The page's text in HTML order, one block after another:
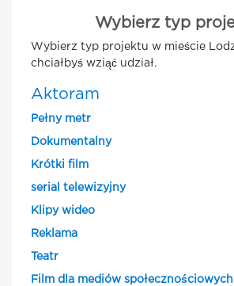
Wybierz typ
Wybierz typ projektu w mieście
chciałbyś wziąć udział.
Aktoram
Pełny metr
Dokumentalny
Krótki film
serial telewizyjny
Klipy wideo
Reklama
Teatr
Film dla mediów